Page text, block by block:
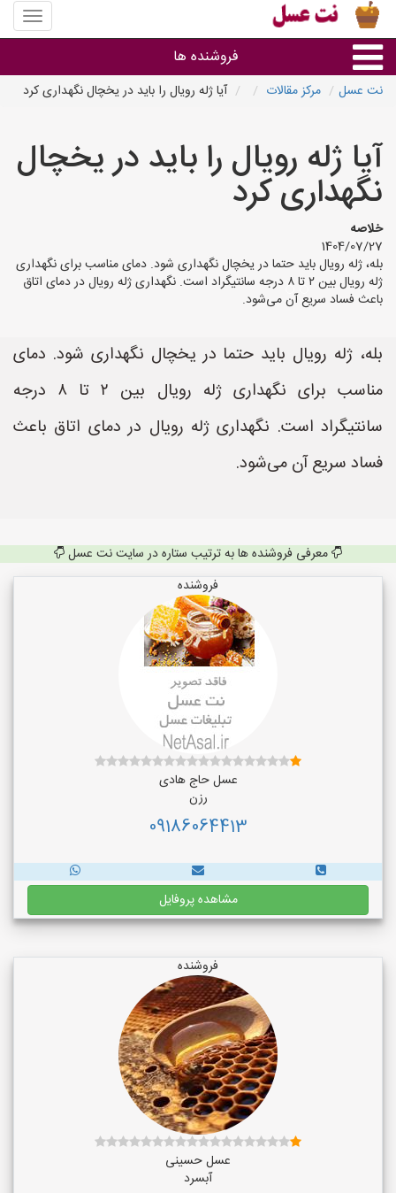
منوی
سایت
عسل
فروشنده ها
استان ها
نت عسل مرکز مقالات آیا ژله رویال را باید در یخچال نگهداری کرد
آیا ژله رویال را باید در یخچال
نگهداری کرد
خلاصه
1404/07/27
بله، ژله رویال باید حتما در یخچال نگهداری شود. دمای مناسب برای نگهداری
ژله رویال بین ۲ تا ۸ درجه سانتیگراد است. نگهداری ژله رویال در دمای اتاق
باعث فساد سریع آن می‌شود.
بله، ژله رویال باید حتما در یخچال نگهداری شود. دمای
مناسب برای نگهداری ژله رویال بین ۲ تا ۸ درجه
سانتیگراد است. نگهداری ژله رویال در دمای اتاق باعث
فساد سریع آن می‌شود.
معرفی فروشنده ها به ترتیب ستاره در سایت نت عسل
فروشنده
عسل حاج هادی
رزن
09186064413
مشاهده پروفایل
فروشنده
عسل حسینی
آبسرد